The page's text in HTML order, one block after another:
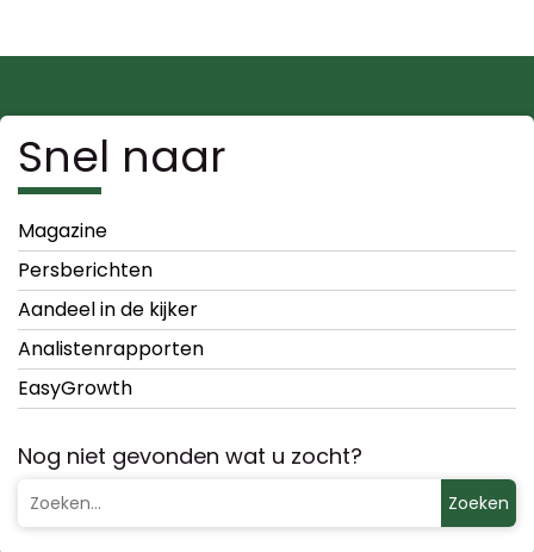
Snel naar
Magazine
Persberichten
Aandeel in de kijker
Analistenrapporten
EasyGrowth
Nog niet gevonden wat u zocht?
Zoeken